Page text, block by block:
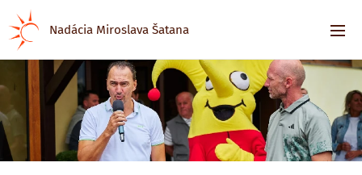
Nadácia Miroslava Šatana